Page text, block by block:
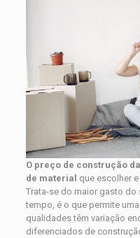
O preço de construção
de material que escolher
Trata-se do maior gasto do
tempo, é o que permite
qualidades têm variação
diferenciados de